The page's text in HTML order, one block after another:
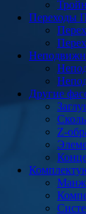
Переходы
Другие
Z-